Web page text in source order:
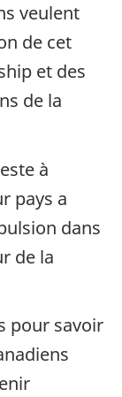
veulent
de cet
et des
de la
à
pays a
dans
de la
pour savoir